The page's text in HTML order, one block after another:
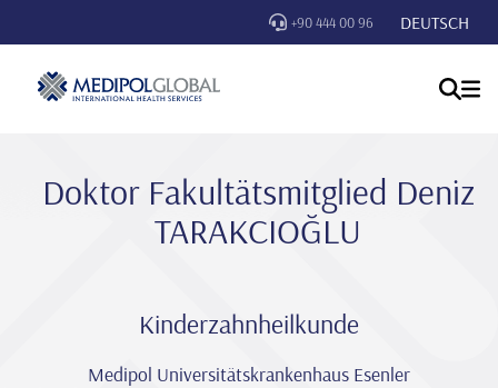
+90 444 00 96 DEUTSCH
Doktor Fakultätsmitglied Deni̇z
TARAKCIOĞLU
Kinderzahnheilkunde
Medipol Universitätskrankenhaus Esenler